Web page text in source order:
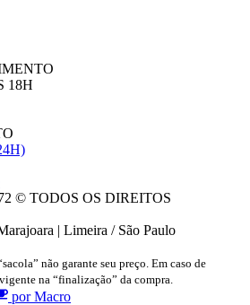
18H
© TODOS OS DIREITOS
| Limeira / São Paulo
não garante seu preço. Em caso de
na “finalização” da compra.
por Macro